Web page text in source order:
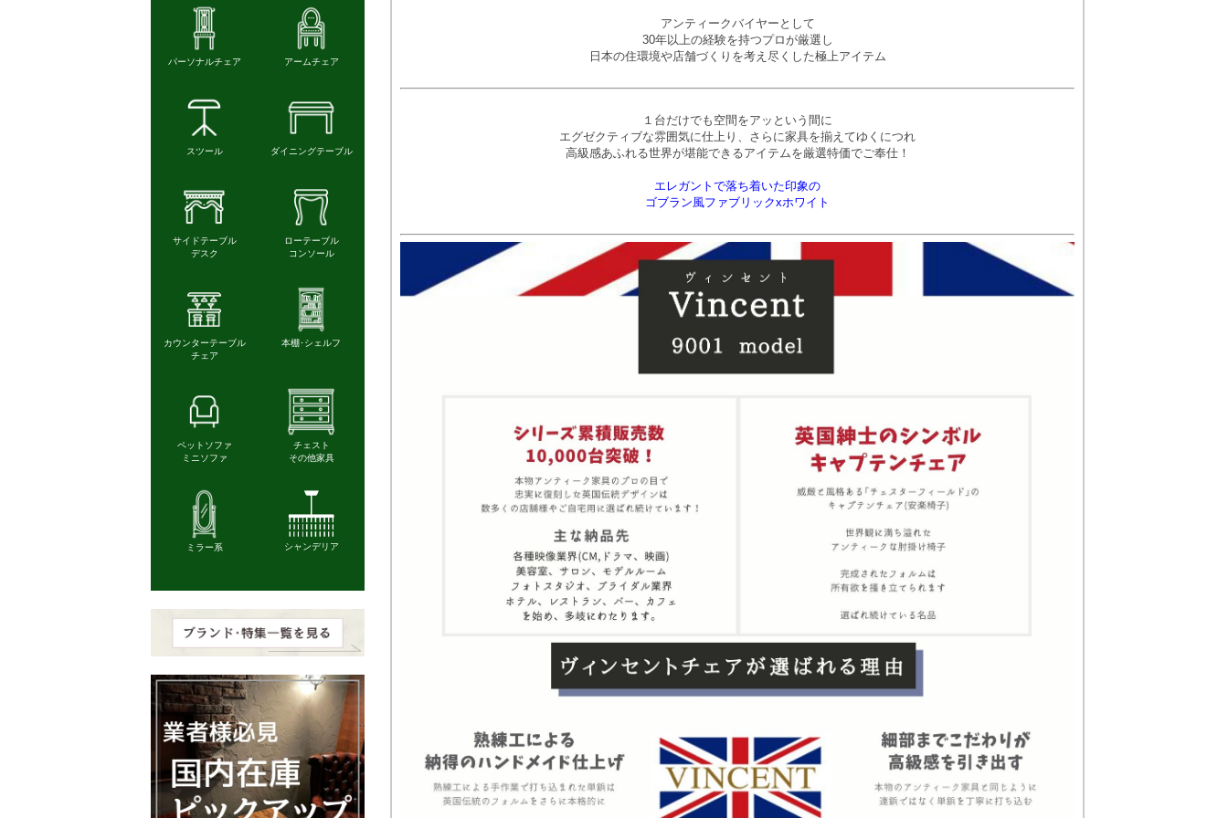
アンティークバイヤーとして
30年以上の経験を持つプロが厳選し
日本の住環境や店舗づくりを考え尽くした極上アイテム
１台だけでも空間をアッという間に
エグゼクティブな雰囲気に仕上り、さらに家具を揃えてゆくにつれ
高級感あふれる世界が堪能できるアイテムを厳選特価でご奉仕！
エレガントで落ち着いた印象の
ゴブラン風ファブリックxホワイト